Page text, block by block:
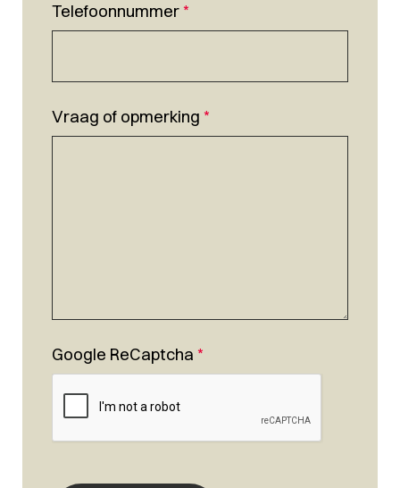
Telefoonnummer*
Vraag of opmerking *
Google ReCaptcha *